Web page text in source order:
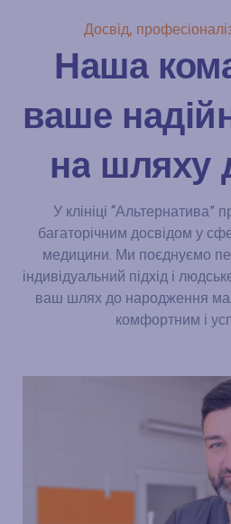
Досвід,
Наша
ваше
на шляху
У клініці “Альтернатива”
багаторічним досвідом у
медицини. Ми поєднуємо
індивідуальний підхід і
ваш шлях до народження
комфортним і